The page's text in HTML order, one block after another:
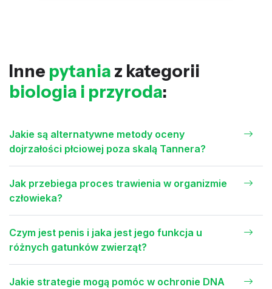
Inne pytania z kategorii
biologia i przyroda:
Jakie są alternatywne metody oceny
dojrzałości płciowej poza skalą Tannera?
Jak przebiega proces trawienia w organizmie
człowieka?
Czym jest penis i jaka jest jego funkcja u
różnych gatunków zwierząt?
Jakie strategie mogą pomóc w ochronie DNA